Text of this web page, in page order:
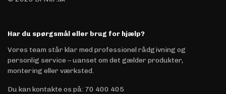
Har du spørgsmål eller brug for hjælp?
Vores team står klar med professionel rådgivning og
personlig service – uanset om det gælder produkter,
montering eller værksted.
Du kan kontakte os på: 70 400 405